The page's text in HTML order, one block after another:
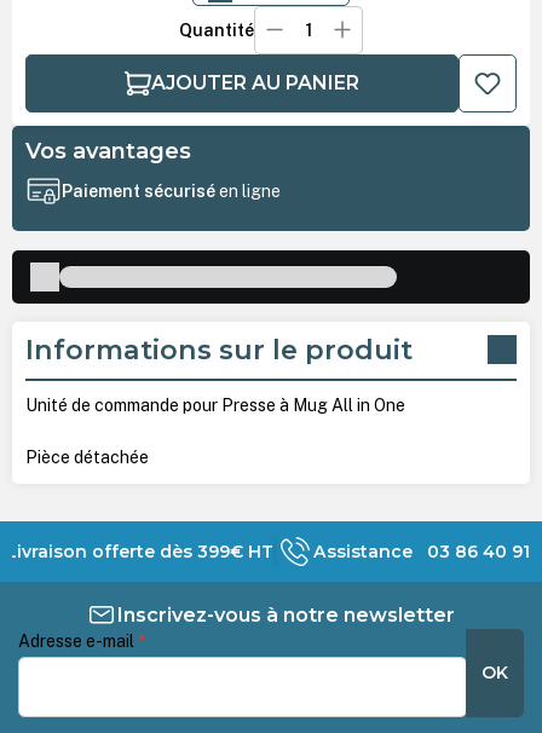
Quantité
AJOUTER AU PANIER
Vos avantages
Paiement sécuriséen ligne
Informations sur le produit
Unité de commande pour Presse à Mug All in One
Pièce détachée
Livraison offerte dès 399€ HT Assistance 03 86 40 91
Inscrivez-vous à notre newsletter
Adresse e-mail *
OK